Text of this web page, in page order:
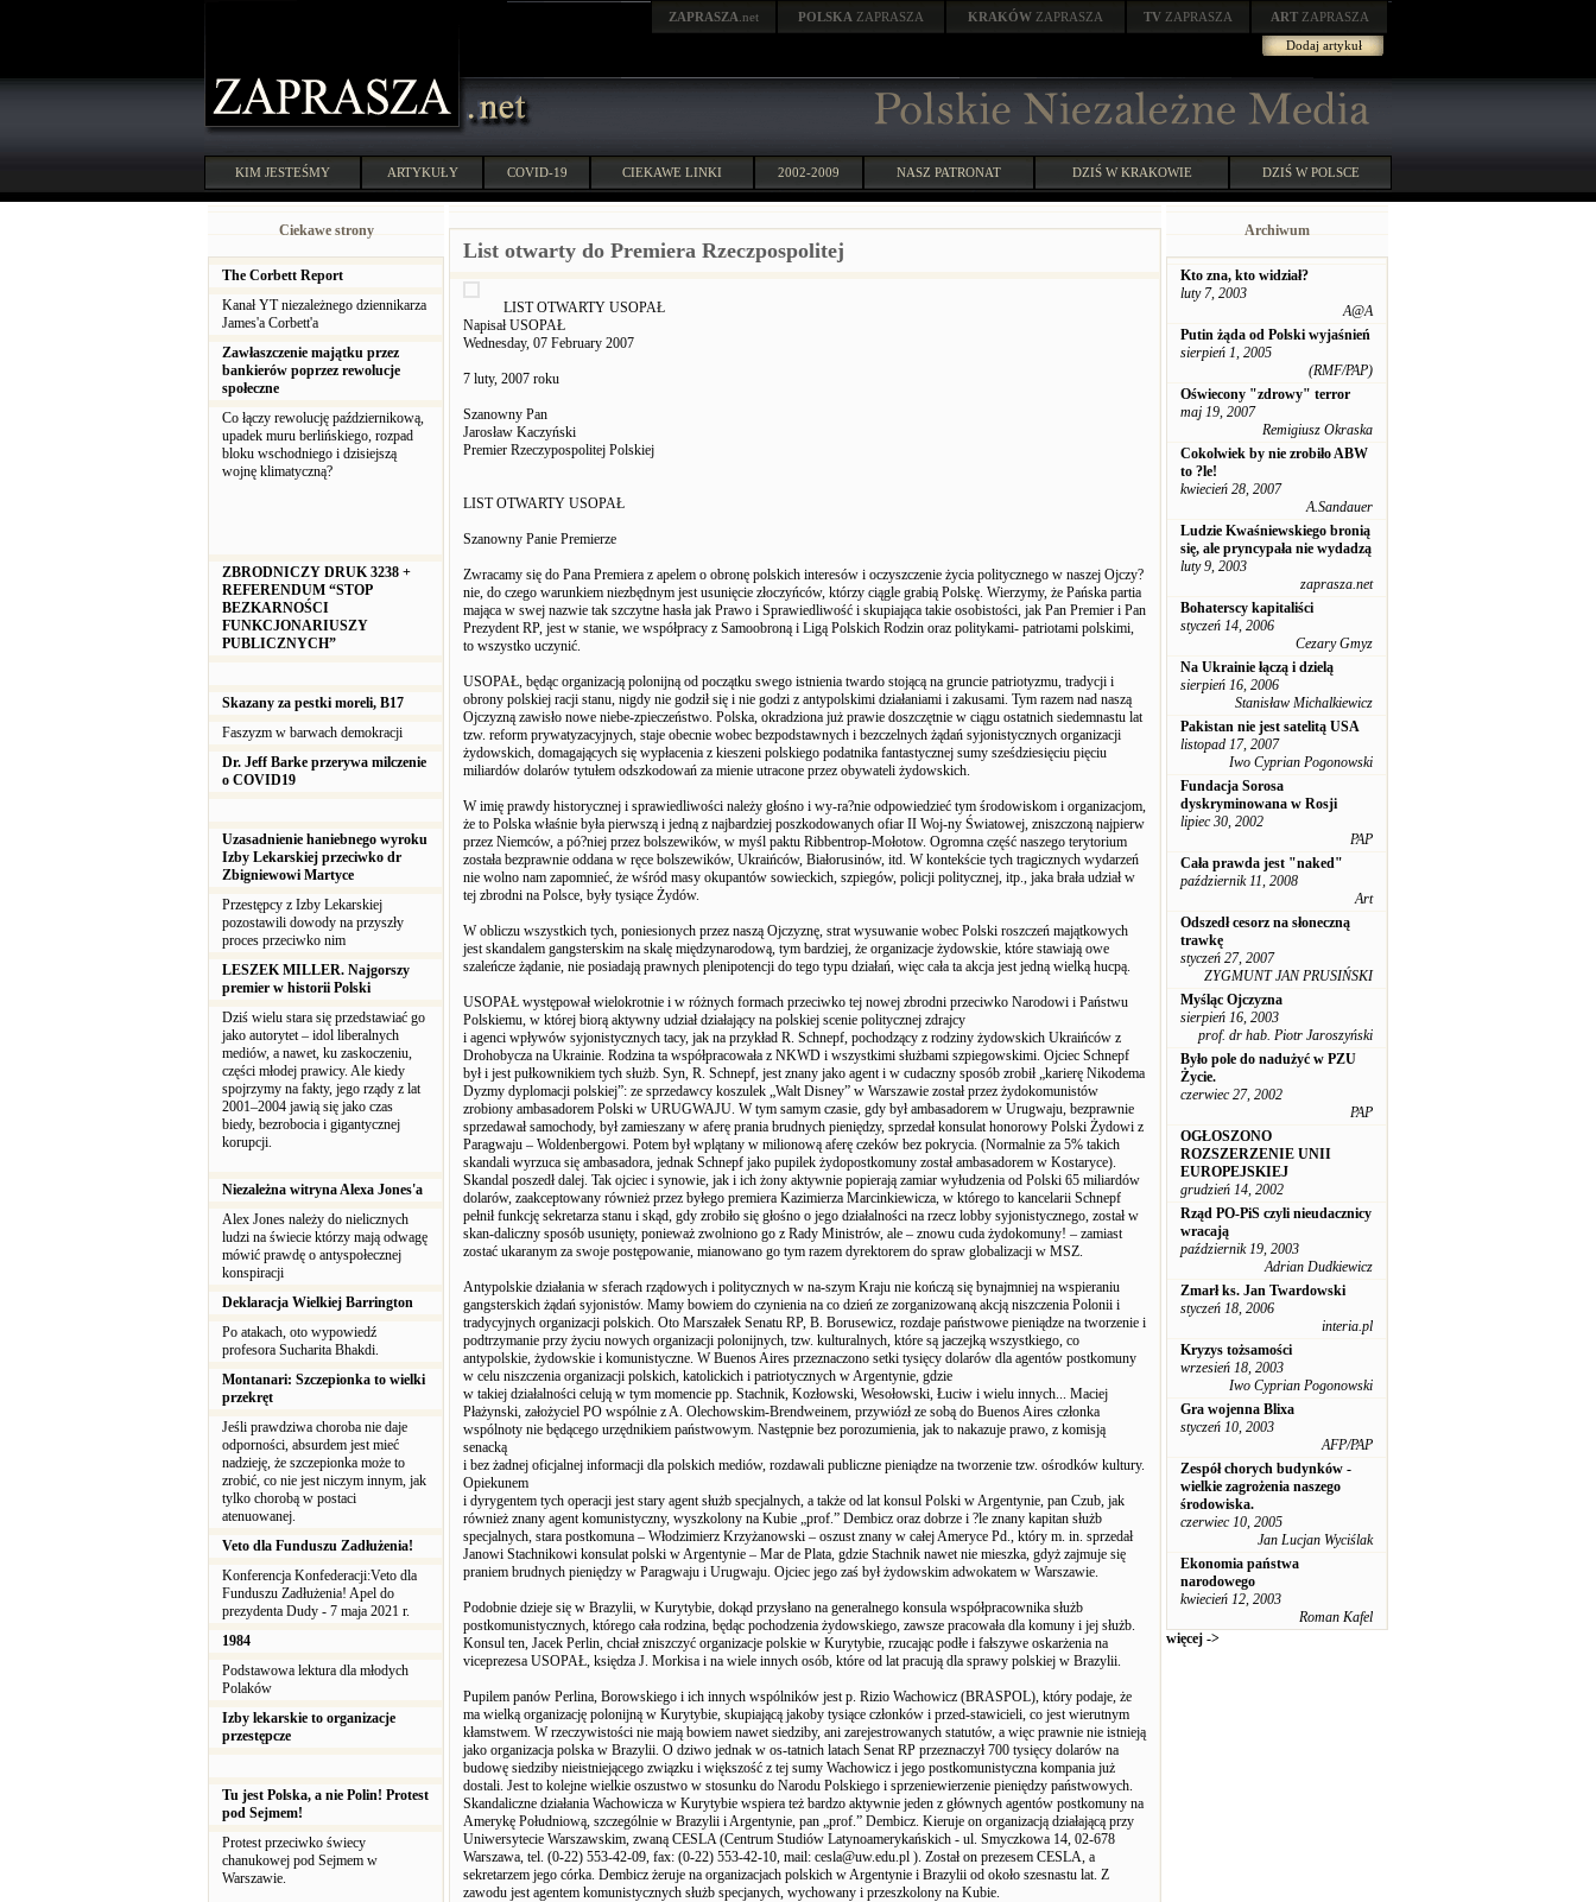
ZAPRASZA .net POLSKA ZAPRASZA KRAKÓW ZAPRASZA TV ZAPRASZA ART ZAPRASZA
Dodaj artykuł
KIM JESTEŚMY ARTYKUŁY COVID-19 CIEKAWE LINKI 2002-2009 NASZ PATRONAT DZIŚ W KRAKOWIE DZIŚ W POLSCE
Ciekawe strony
The Corbett Report
Kanał YT niezależnego dziennikarza
James'a Corbett'a
Zawłaszczenie majątku przez
bankierów poprzez rewolucje
społeczne
Co łączy rewolucję październikową,
upadek muru berlińskiego, rozpad
bloku wschodniego i dzisiejszą
wojnę klimatyczną?
ZBRODNICZY DRUK 3238 +
REFERENDUM “STOP
BEZKARNOŚCI
FUNKCJONARIUSZY
PUBLICZNYCH”
Skazany za pestki moreli, B17
Faszyzm w barwach demokracji
Dr. Jeff Barke przerywa milczenie
o COVID19
Uzasadnienie haniebnego wyroku
Izby Lekarskiej przeciwko dr
Zbigniewowi Martyce
Przestępcy z Izby Lekarskiej
pozostawili dowody na przyszły
proces przeciwko nim
LESZEK MILLER. Najgorszy
premier w historii Polski
Dziś wielu stara się przedstawiać go
jako autorytet – idol liberalnych
mediów, a nawet, ku zaskoczeniu,
części młodej prawicy. Ale kiedy
spojrzymy na fakty, jego rządy z lat
2001–2004 jawią się jako czas
biedy, bezrobocia i gigantycznej
korupcji.
Niezależna witryna Alexa Jones'a
Alex Jones należy do nielicznych
ludzi na świecie którzy mają odwagę
mówić prawdę o antyspołecznej
konspiracji
Deklaracja Wielkiej Barrington
Po atakach, oto wypowiedź
profesora Sucharita Bhakdi.
Montanari: Szczepionka to wielki
przekręt
Jeśli prawdziwa choroba nie daje
odporności, absurdem jest mieć
nadzieję, że szczepionka może to
zrobić, co nie jest niczym innym, jak
tylko chorobą w postaci
atenuowanej.
Veto dla Funduszu Zadłużenia!
Konferencja Konfederacji:Veto dla
Funduszu Zadłużenia! Apel do
prezydenta Dudy - 7 maja 2021 r.
1984
Podstawowa lektura dla młodych
Polaków
Izby lekarskie to organizacje
przestępcze
Tu jest Polska, a nie Polin! Protest
pod Sejmem!
Protest przeciwko świecy
chanukowej pod Sejmem w
Warszawie.
List otwarty do Premiera Rzeczpospolitej
LIST OTWARTY USOPAŁ
Napisał USOPAŁ
Wednesday, 07 February 2007
7 luty, 2007 roku
Szanowny Pan
Jarosław Kaczyński
Premier Rzeczypospolitej Polskiej
LIST OTWARTY USOPAŁ
Szanowny Panie Premierze
Zwracamy się do Pana Premiera z apelem o obronę polskich interesów i oczyszczenie życia politycznego w naszej Ojczy?
nie, do czego warunkiem niezbędnym jest usunięcie złoczyńców, którzy ciągle grabią Polskę. Wierzymy, że Pańska partia
mająca w swej nazwie tak szczytne hasła jak Prawo i Sprawiedliwość i skupiająca takie osobistości, jak Pan Premier i Pan
Prezydent RP, jest w stanie, we współpracy z Samoobroną i Ligą Polskich Rodzin oraz politykami- patriotami polskimi,
to wszystko uczynić.
USOPAŁ, będąc organizacją polonijną od początku swego istnienia twardo stojącą na gruncie patriotyzmu, tradycji i
obrony polskiej racji stanu, nigdy nie godził się i nie godzi z antypolskimi działaniami i zakusami. Tym razem nad naszą
Ojczyzną zawisło nowe niebe-zpieczeństwo. Polska, okradziona już prawie doszczętnie w ciągu ostatnich siedemnastu lat
tzw. reform prywatyzacyjnych, staje obecnie wobec bezpodstawnych i bezczelnych żądań syjonistycznych organizacji
żydowskich, domagających się wypłacenia z kieszeni polskiego podatnika fantastycznej sumy sześdziesięciu pięciu
miliardów dolarów tytułem odszkodowań za mienie utracone przez obywateli żydowskich.
W imię prawdy historycznej i sprawiedliwości należy głośno i wy-ra?nie odpowiedzieć tym środowiskom i organizacjom,
że to Polska właśnie była pierwszą i jedną z najbardziej poszkodowanych ofiar II Woj-ny Światowej, zniszczoną najpierw
przez Niemców, a pó?niej przez bolszewików, w myśl paktu Ribbentrop-Mołotow. Ogromna część naszego terytorium
została bezprawnie oddana w ręce bolszewików, Ukraińców, Białorusinów, itd. W kontekście tych tragicznych wydarzeń
nie wolno nam zapomnieć, że wśród masy okupantów sowieckich, szpiegów, policji politycznej, itp., jaka brała udział w
tej zbrodni na Polsce, były tysiące Żydów.
W obliczu wszystkich tych, poniesionych przez naszą Ojczyznę, strat wysuwanie wobec Polski roszczeń majątkowych
jest skandalem gangsterskim na skalę międzynarodową, tym bardziej, że organizacje żydowskie, które stawiają owe
szaleńcze żądanie, nie posiadają prawnych plenipotencji do tego typu działań, więc cała ta akcja jest jedną wielką hucpą.
USOPAŁ występował wielokrotnie i w różnych formach przeciwko tej nowej zbrodni przeciwko Narodowi i Państwu
Polskiemu, w której biorą aktywny udział działający na polskiej scenie politycznej zdrajcy
i agenci wpływów syjonistycznych tacy, jak na przykład R. Schnepf, pochodzący z rodziny żydowskich Ukraińców z
Drohobycza na Ukrainie. Rodzina ta współpracowała z NKWD i wszystkimi służbami szpiegowskimi. Ojciec Schnepf
był i jest pułkownikiem tych służb. Syn, R. Schnepf, jest znany jako agent i w cudaczny sposób zrobił „karierę Nikodema
Dyzmy dyplomacji polskiej”: ze sprzedawcy koszulek „Walt Disney” w Warszawie został przez żydokomunistów
zrobiony ambasadorem Polski w URUGWAJU. W tym samym czasie, gdy był ambasadorem w Urugwaju, bezprawnie
sprzedawał samochody, był zamieszany w aferę prania brudnych pieniędzy, sprzedał konsulat honorowy Polski Żydowi z
Paragwaju – Woldenbergowi. Potem był wplątany w milionową aferę czeków bez pokrycia. (Normalnie za 5% takich
skandali wyrzuca się ambasadora, jednak Schnepf jako pupilek żydopostkomuny został ambasadorem w Kostaryce).
Skandal poszedł dalej. Tak ojciec i synowie, jak i ich żony aktywnie popierają zamiar wyłudzenia od Polski 65 miliardów
dolarów, zaakceptowany również przez byłego premiera Kazimierza Marcinkiewicza, w którego to kancelarii Schnepf
pełnił funkcję sekretarza stanu i skąd, gdy zrobiło się głośno o jego działalności na rzecz lobby syjonistycznego, został w
skan-daliczny sposób usunięty, ponieważ zwolniono go z Rady Ministrów, ale – znowu cuda żydokomuny! – zamiast
zostać ukaranym za swoje postępowanie, mianowano go tym razem dyrektorem do spraw globalizacji w MSZ.
Antypolskie działania w sferach rządowych i politycznych w na-szym Kraju nie kończą się bynajmniej na wspieraniu
gangsterskich żądań syjonistów. Mamy bowiem do czynienia na co dzień ze zorganizowaną akcją niszczenia Polonii i
tradycyjnych organizacji polskich. Oto Marszałek Senatu RP, B. Borusewicz, rozdaje państwowe pieniądze na tworzenie i
podtrzymanie przy życiu nowych organizacji polonijnych, tzw. kulturalnych, które są jaczejką wszystkiego, co
antypolskie, żydowskie i komunistyczne. W Buenos Aires przeznaczono setki tysięcy dolarów dla agentów postkomuny
w celu niszczenia organizacji polskich, katolickich i patriotycznych w Argentynie, gdzie
w takiej działalności celują w tym momencie pp. Stachnik, Kozłowski, Wesołowski, Łuciw i wielu innych... Maciej
Płażynski, założyciel PO wspólnie z A. Olechowskim-Brendweinem, przywiózł ze sobą do Buenos Aires członka
wspólnoty nie będącego urzędnikiem państwowym. Następnie bez porozumienia, jak to nakazuje prawo, z komisją
senacką
i bez żadnej oficjalnej informacji dla polskich mediów, rozdawali publiczne pieniądze na tworzenie tzw. ośrodków kultury.
Opiekunem
i dyrygentem tych operacji jest stary agent służb specjalnych, a także od lat konsul Polski w Argentynie, pan Czub, jak
również znany agent komunistyczny, wyszkolony na Kubie „prof.” Dembicz oraz dobrze i ?le znany kapitan służb
specjalnych, stara postkomuna – Włodzimierz Krzyżanowski – oszust znany w całej Ameryce Pd., który m. in. sprzedał
Janowi Stachnikowi konsulat polski w Argentynie – Mar de Plata, gdzie Stachnik nawet nie mieszka, gdyż zajmuje się
praniem brudnych pieniędzy w Paragwaju i Urugwaju. Ojciec jego zaś był żydowskim adwokatem w Warszawie.
Podobnie dzieje się w Brazylii, w Kurytybie, dokąd przysłano na generalnego konsula współpracownika służb
postkomunistycznych, którego cała rodzina, będąc pochodzenia żydowskiego, zawsze pracowała dla komuny i jej służb.
Konsul ten, Jacek Perlin, chciał zniszczyć organizacje polskie w Kurytybie, rzucając podłe i fałszywe oskarżenia na
viceprezesa USOPAŁ, księdza J. Morkisa i na wiele innych osób, które od lat pracują dla sprawy polskiej w Brazylii.
Pupilem panów Perlina, Borowskiego i ich innych wspólników jest p. Rizio Wachowicz (BRASPOL), który podaje, że
ma wielką organizację polonijną w Kurytybie, skupiającą jakoby tysiące członków i przed-stawicieli, co jest wierutnym
kłamstwem. W rzeczywistości nie mają bowiem nawet siedziby, ani zarejestrowanych statutów, a więc prawnie nie istnieją
jako organizacja polska w Brazylii. O dziwo jednak w os-tatnich latach Senat RP przeznaczył 700 tysięcy dolarów na
budowę siedziby nieistniejącego związku i większość z tej sumy Wachowicz i jego postkomunistyczna kompania już
dostali. Jest to kolejne wielkie oszustwo w stosunku do Narodu Polskiego i sprzeniewierzenie pieniędzy państwowych.
Skandaliczne działania Wachowicza w Kurytybie wspiera też bardzo aktywnie jeden z głównych agentów postkomuny na
Amerykę Południową, szczególnie w Brazylii i Argentynie, pan „prof.” Dembicz. Kieruje on organizacją działającą przy
Uniwersytecie Warszawskim, zwaną CESLA (Centrum Studiów Latynoamerykańskich - ul. Smyczkowa 14, 02-678
Warszawa, tel. (0-22) 553-42-09, fax: (0-22) 553-42-10, mail: cesla@uw.edu.pl ). Został on prezesem CESLA, a
sekretarzem jego córka. Dembicz żeruje na organizacjach polskich w Argentynie i Brazylii od około szesnastu lat. Z
zawodu jest agentem komunistycznych służb specjanych, wychowany i przeszkolony na Kubie.
Archiwum
Kto zna, kto widział?
luty 7, 2003
A@A
Putin żąda od Polski wyjaśnień
sierpień 1, 2005
(RMF/PAP)
Oświecony "zdrowy" terror
maj 19, 2007
Remigiusz Okraska
Cokolwiek by nie zrobiło ABW
to ?le!
kwiecień 28, 2007
A.Sandauer
Ludzie Kwaśniewskiego bronią
się, ale pryncypała nie wydadzą
luty 9, 2003
zaprasza.net
Bohaterscy kapitaliści
styczeń 14, 2006
Cezary Gmyz
Na Ukrainie łączą i dzielą
sierpień 16, 2006
Stanisław Michalkiewicz
Pakistan nie jest satelitą USA
listopad 17, 2007
Iwo Cyprian Pogonowski
Fundacja Sorosa
dyskryminowana w Rosji
lipiec 30, 2002
PAP
Cała prawda jest "naked"
październik 11, 2008
Art
Odszedł cesorz na słoneczną
trawkę
styczeń 27, 2007
ZYGMUNT JAN PRUSIŃSKI
Myśląc Ojczyzna
sierpień 16, 2003
prof. dr hab. Piotr Jaroszyński
Było pole do nadużyć w PZU
Życie.
czerwiec 27, 2002
PAP
OGŁOSZONO
ROZSZERZENIE UNII
EUROPEJSKIEJ
grudzień 14, 2002
Rząd PO-PiS czyli nieudacznicy
wracają
październik 19, 2003
Adrian Dudkiewicz
Zmarł ks. Jan Twardowski
styczeń 18, 2006
interia.pl
Kryzys tożsamości
wrzesień 18, 2003
Iwo Cyprian Pogonowski
Gra wojenna Blixa
styczeń 10, 2003
AFP/PAP
Zespół chorych budynków -
wielkie zagrożenia naszego
środowiska.
czerwiec 10, 2005
Jan Lucjan Wyciślak
Ekonomia państwa
narodowego
kwiecień 12, 2003
Roman Kafel
więcej ->